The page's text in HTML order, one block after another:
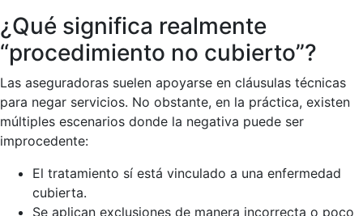
¿Qué significa realmente
“procedimiento no cubierto”?
Las aseguradoras suelen apoyarse en cláusulas técnicas
para negar servicios. No obstante, en la práctica, existen
múltiples escenarios donde la negativa puede ser
improcedente:
El tratamiento sí está vinculado a una enfermedad
cubierta.
Se aplican exclusiones de manera incorrecta o poco